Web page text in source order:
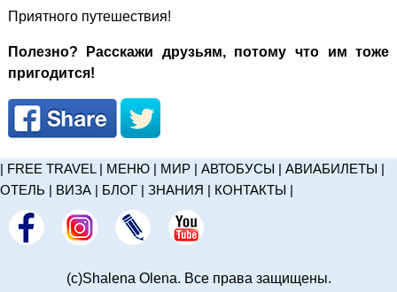
Приятного путешествия!
Полезно? Расскажи друзьям, потому что им тоже
пригодится!
| FREE TRAVEL| МЕНЮ | МИР | АВТОБУСЫ | АВИАБИЛЕТЫ |
ОТЕЛЬ | ВИЗА | БЛОГ | ЗНАНИЯ | КОНТАКТЫ |
(c)Shalena Olena. Все права защищены.